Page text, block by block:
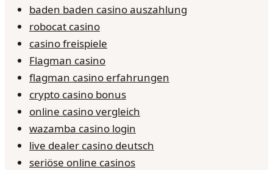
baden baden casino auszahlung
robocat casino
casino freispiele
Flagman casino
flagman casino erfahrungen
crypto casino bonus
online casino vergleich
wazamba casino login
live dealer casino deutsch
seriöse online casinos